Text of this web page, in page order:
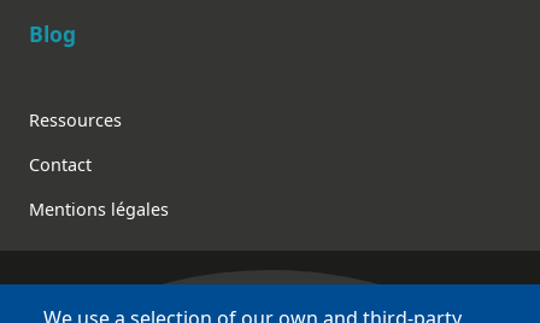
Blog
Footer
Ressources
Contact
Mentions légales